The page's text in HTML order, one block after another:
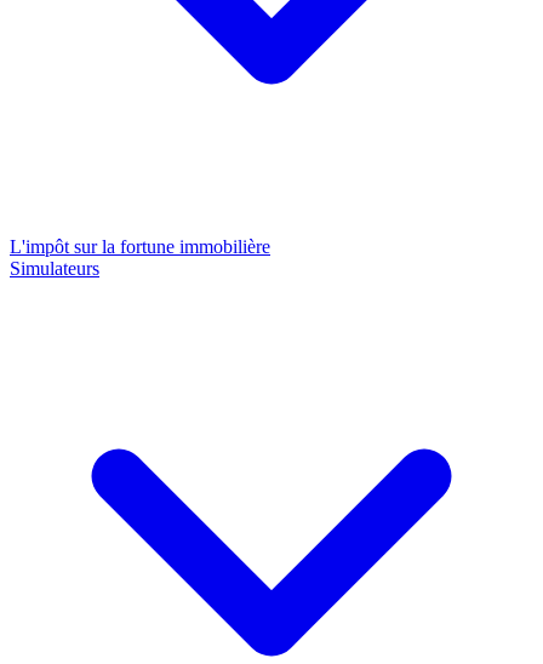
L'impôt sur la fortune immobilière
Simulateurs